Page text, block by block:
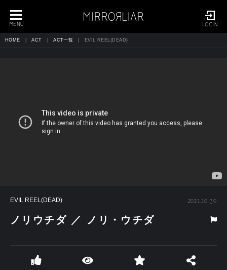
LOGIN
toggle
navigation
MENU
HOME ACT ACT一覧 EVIL REEL(DEAD)
EVIL REEL(DEAD) 2021.10.30
ノリウチダ ／ ノリ・ウチダ